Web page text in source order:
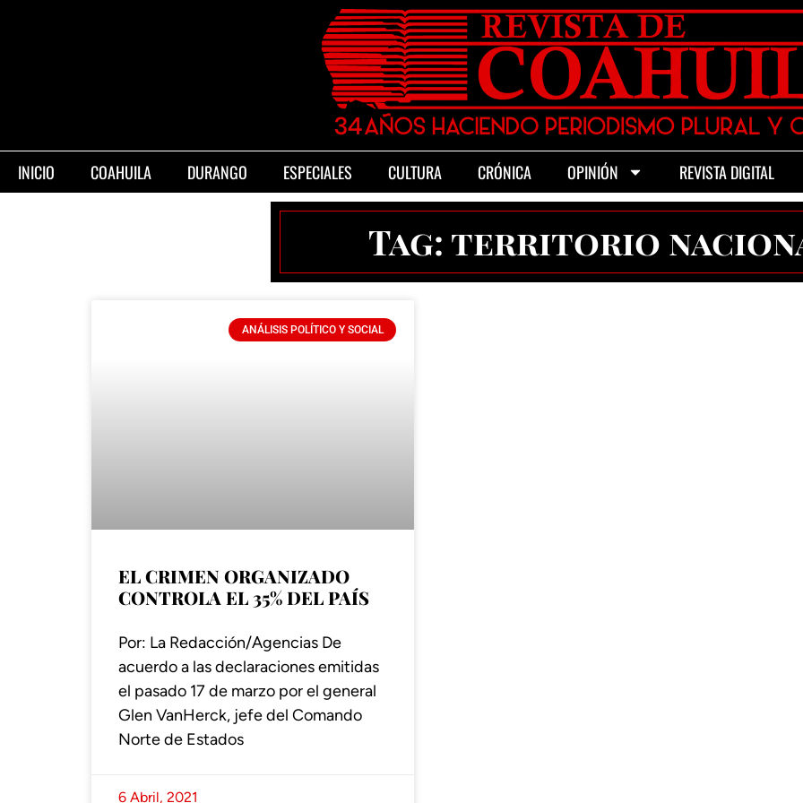
INICIO COAHUILA DURANGO ESPECIALES CULTURA CRÓNICA OPINIÓN REVISTA DIGITAL
Tag: territorio
ANÁLISIS POLÍTICO Y SOCIAL
EL CRIMEN ORGANIZADO
CONTROLA EL 35% DEL PAÍS
Por: La Redacción/Agencias De
acuerdo a las declaraciones emitidas
el pasado 17 de marzo por el general
Glen VanHerck, jefe del Comando
Norte de Estados
6 Abril, 2021